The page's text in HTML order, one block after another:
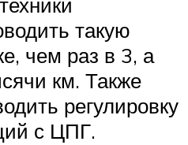
такую
чем раз в 3, а
км. Также
регулировку
с ЦПГ.